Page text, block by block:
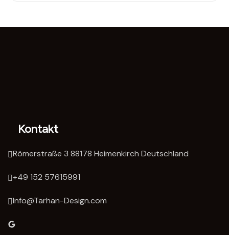
Kontakt
Römerstraße 3 88178 Heimenkirch Deutschland
‭+49 152 57615991‬
Info@Tarhan-Design.com